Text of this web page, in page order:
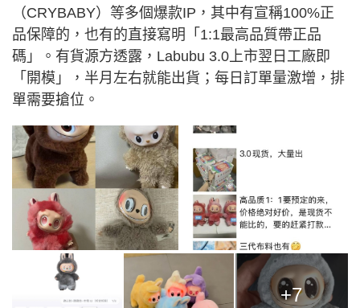
（CRYBABY）等多個爆款IP，其中有宣稱100%正
品保障的，也有的直接寫明「1:1最高品質帶正品
碼」。有貨源方透露，Labubu 3.0上市翌日工廠即
「開模」，半月左右就能出貨；每日訂單量激增，排
單需要搶位。
+7